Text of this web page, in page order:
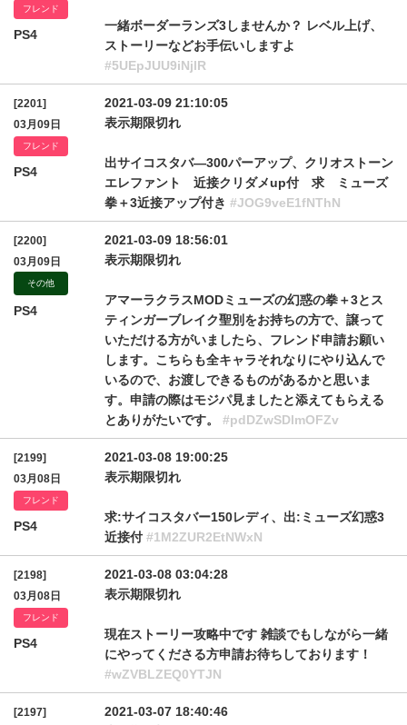
フレンド
PS4
一緒ボーダーランズ3しませんか？ レベル上げ、
ストーリーなどお手伝いしますよ
#5UEpJUU9iNjlR
[2201]
03月09日
フレンド
PS4
2021-03-09 21:10:05
表示期限切れ
出サイコスタバ―300パーアップ、クリオストーン
エレファント 近接クリダメup付 求 ミューズ
拳＋3近接アップ付き #JOG9veE1fNThN
[2200]
03月09日
その他
PS4
2021-03-09 18:56:01
表示期限切れ
アマーラクラスMODミューズの幻惑の拳＋3とス
ティンガーブレイク聖別をお持ちの方で、譲って
いただける方がいましたら、フレンド申請お願い
します。こちらも全キャラそれなりにやり込んで
いるので、お渡しできるものがあるかと思いま
す。申請の際はモジパ見ましたと添えてもらえる
とありがたいです。 #pdDZwSDlmOFZv
[2199]
03月08日
フレンド
PS4
2021-03-08 19:00:25
表示期限切れ
求:サイコスタバー150レディ、出:ミューズ幻惑3
近接付 #1M2ZUR2EtNWxN
[2198]
03月08日
フレンド
PS4
2021-03-08 03:04:28
表示期限切れ
現在ストーリー攻略中です 雑談でもしながら一緒
にやってくださる方申請お待ちしております！
#wZVBLZEQ0YTJN
[2197]
2021-03-07 18:40:46